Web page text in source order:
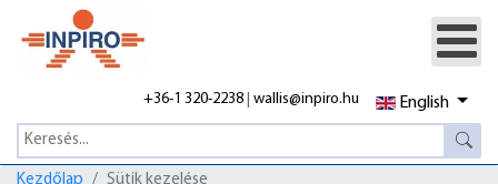
+36-1 320-2238 |wallis@inpiro.hu English
Kezdőlap Sütik kezelése